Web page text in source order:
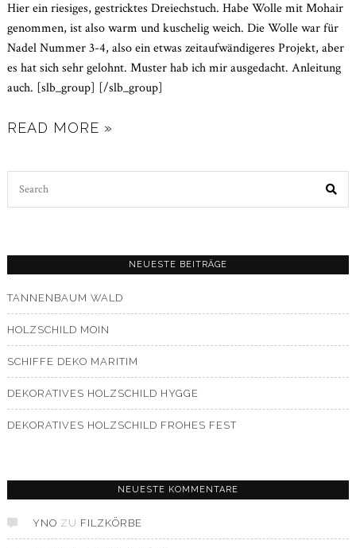
Hier ein riesiges, gestricktes Dreiechstuch. Habe Wolle mit Mohair
genommen, ist also warm und kuschelig weich. Die Wolle war für
Nadel Nummer 3-4, also ein etwas zeitaufwändigeres Projekt, aber
es hat sich sehr gelohnt. Muster hab ich mir ausgedacht. Anleitung
auch. [slb_group] [/slb_group]
READ MORE »
NEUESTE BEITRÄGE
TANNENBAUM WALD
HOLZSCHILD MOIN
SCHIFFE DEKO MARITIM
DEKORATIVES HOLZSCHILD HYGGE
DEKORATIVES HOLZSCHILD FROHES FEST
NEUESTE KOMMENTARE
YNO ZU FILZKÖRBE